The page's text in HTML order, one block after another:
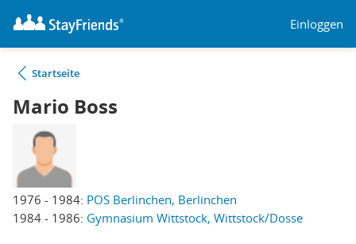
Einloggen
Startseite
Mario Boss
1976 - 1984: POS Berlinchen, Berlinchen
1984 - 1986: Gymnasium Wittstock, Wittstock/Dosse